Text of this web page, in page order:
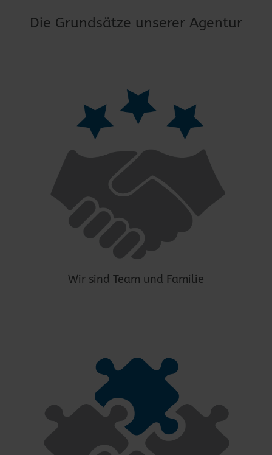
Die Grundsätze unserer Agentur
Wir sind Team und Familie